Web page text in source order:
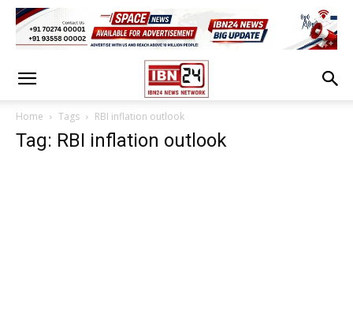
Home Tags RBI inflation outlook
Tag: RBI inflation outlook